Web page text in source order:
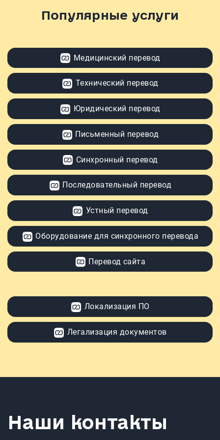
Популярные услуги
Медицинский перевод
Технический перевод
Юридический перевод
Письменный перевод
Синхронный перевод
Последовательный перевод
Устный перевод
Оборудование для синхронного перевода
Перевод сайта
Локализация ПО
Легализация документов
Наши контакты